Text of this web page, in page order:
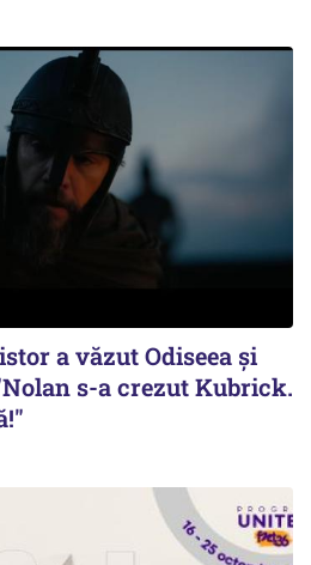
a văzut Odiseea şi
s-a crezut Kubrick.